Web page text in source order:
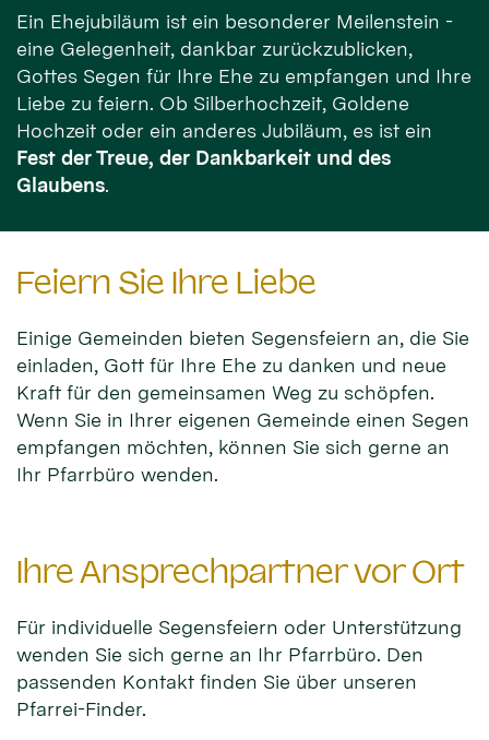
Ein Ehejubiläum ist ein besonderer Meilenstein -
eine Gelegenheit, dankbar zurückzublicken,
Gottes Segen für Ihre Ehe zu empfangen und Ihre
Liebe zu feiern. Ob Silberhochzeit, Goldene
Hochzeit oder ein anderes Jubiläum, es ist ein
Fest der Treue, der Dankbarkeit und des
Glaubens.
Feiern Sie Ihre Liebe
Einige Gemeinden bieten Segensfeiern an, die Sie
einladen, Gott für Ihre Ehe zu danken und neue
Kraft für den gemeinsamen Weg zu schöpfen.
Wenn Sie in Ihrer eigenen Gemeinde einen Segen
empfangen möchten, können Sie sich gerne an
Ihr Pfarrbüro wenden.
Ihre Ansprechpartner vor Ort
Für individuelle Segensfeiern oder Unterstützung
wenden Sie sich gerne an Ihr Pfarrbüro. Den
passenden Kontakt finden Sie über unseren
Pfarrei-Finder.